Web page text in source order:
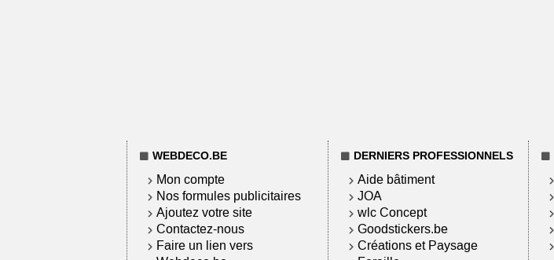
WEBDECO.BE
Mon compte
Nos formules publicitaires
Ajoutez votre site
Contactez-nous
Faire un lien vers
DERNIERS PROFESSIONNELS
Aide bâtiment
JOA
wlc Concept
Goodstickers.be
Créations et Paysage